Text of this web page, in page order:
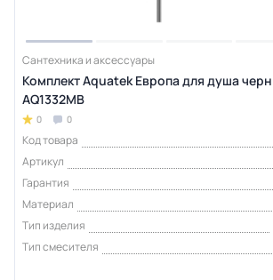
Сантехника и аксессуары
Комплект Aquatek Европа для душа
AQ1332MB
0 0
Код товара
Артикул
Гарантия
Материал
Тип изделия
Тип смесителя